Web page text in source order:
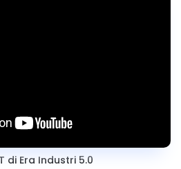
di Era Industri 5.0